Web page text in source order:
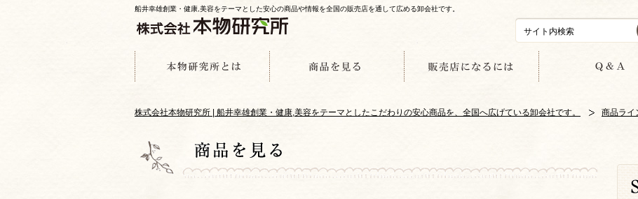
船井幸雄創業・健康,美容をテーマとした安心の商品や情報を全国の販売店を通して広める卸会社です。
株式会社本物研究所 | 船井幸雄創業・健康,美容をテーマとしたこだわりの安心商品を、全国へ広げている卸会社です。 商品ライ